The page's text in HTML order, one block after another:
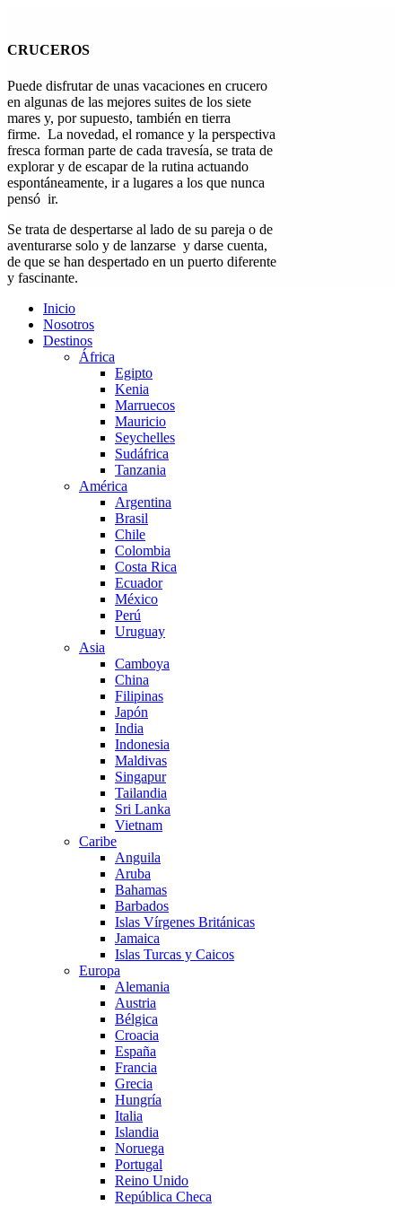
CRUCEROS
Puede disfrutar de unas vacaciones en crucero
en algunas de las mejores suites de los siete
mares y, por supuesto, también en tierra
firme. La novedad, el romance y la perspectiva
fresca forman parte de cada travesía, se trata de
explorar y de escapar de la rutina actuando
espontáneamente, ir a lugares a los que nunca
pensó ir.
Se trata de despertarse al lado de su pareja o de
aventurarse solo y de lanzarse y darse cuenta,
de que se han despertado en un puerto diferente
y fascinante.
Inicio
Nosotros
Destinos
África
Egipto
Kenia
Marruecos
Mauricio
Seychelles
Sudáfrica
Tanzania
América
Argentina
Brasil
Chile
Colombia
Costa Rica
Ecuador
México
Perú
Uruguay
Asia
Camboya
China
Filipinas
Japón
India
Indonesia
Maldivas
Singapur
Tailandia
Sri Lanka
Vietnam
Caribe
Anguila
Aruba
Bahamas
Barbados
Islas Vírgenes Británicas
Jamaica
Islas Turcas y Caicos
Europa
Alemania
Austria
Bélgica
Croacia
España
Francia
Grecia
Hungría
Italia
Islandia
Noruega
Portugal
Reino Unido
República Checa